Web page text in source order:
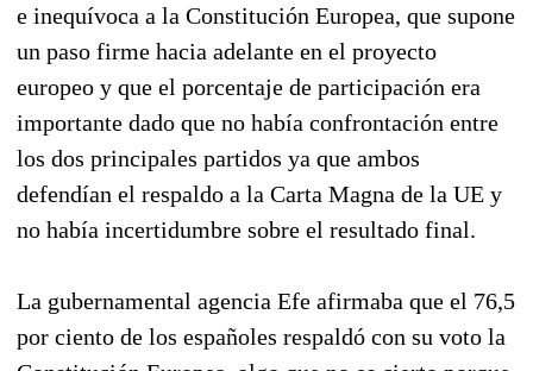
e inequívoca a la Constitución Europea, que supone
un paso firme hacia adelante en el proyecto
europeo y que el porcentaje de participación era
importante dado que no había confrontación entre
los dos principales partidos ya que ambos
defendían el respaldo a la Carta Magna de la UE y
no había incertidumbre sobre el resultado final.
La gubernamental agencia Efe afirmaba que el 76,5
por ciento de los españoles respaldó con su voto la